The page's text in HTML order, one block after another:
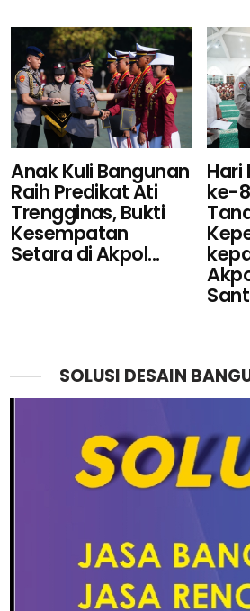
Anak Kuli Bangunan
Raih Predikat Ati
Trengginas, Bukti
Kesempatan
Setara di Akpol...
Hari
ke-
SOLUSI DESAIN